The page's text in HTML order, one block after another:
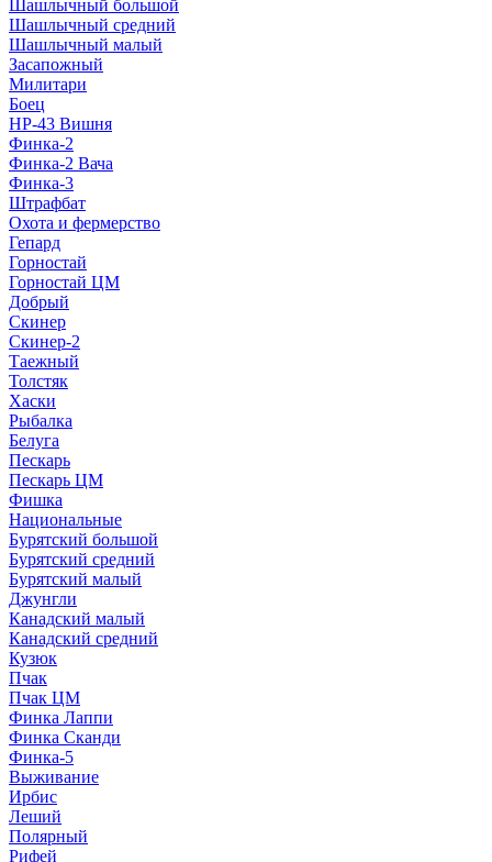
Шашлычный большой
Шашлычный средний
Шашлычный малый
Засапожный
Милитари
Боец
НР-43 Вишня
Финка-2
Финка-2 Вача
Финка-3
Штрафбат
Охота и фермерство
Гепард
Горностай
Горностай ЦМ
Добрый
Скинер
Скинер-2
Таежный
Толстяк
Хаски
Рыбалка
Белуга
Пескарь
Пескарь ЦМ
Фишка
Национальные
Бурятский большой
Бурятский средний
Бурятский малый
Джунгли
Канадский малый
Канадский средний
Кузюк
Пчак
Пчак ЦМ
Финка Лаппи
Финка Сканди
Финка-5
Выживание
Ирбис
Леший
Полярный
Рифей